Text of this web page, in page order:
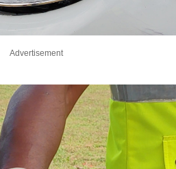
Advertisement